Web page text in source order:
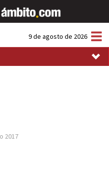
9 de agosto de 2026
2017